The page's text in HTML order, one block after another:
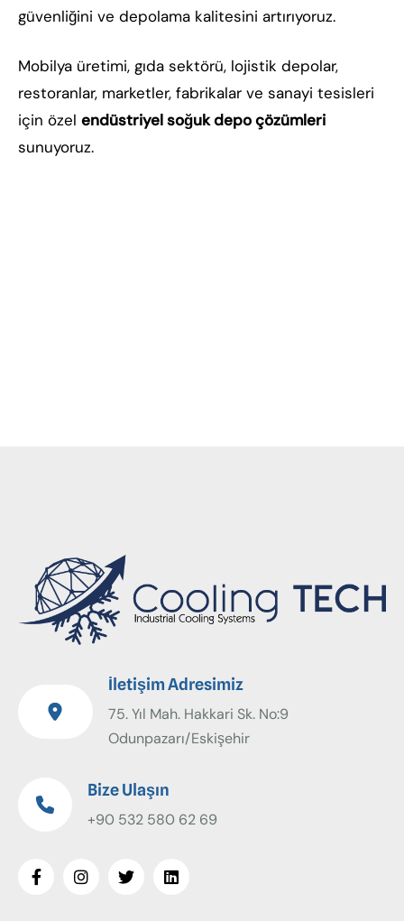
güvenliğini ve depolama kalitesini artırıyoruz.
Mobilya üretimi, gıda sektörü, lojistik depolar,
restoranlar, marketler, fabrikalar ve sanayi tesisleri
için özel endüstriyel soğuk depo çözümleri
sunuyoruz.
İletişim Adresimiz
75. Yıl Mah. Hakkari Sk. No:9
Odunpazarı/Eskişehir
Bize Ulaşın
+90 532 580 62 69